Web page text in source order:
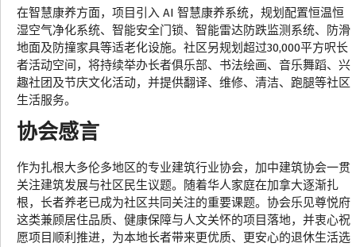
在智慧康养方面，项目引入 AI 智慧康养系统，规划配置恒温恒
湿空气净化系统、智能安全门锁、智能雷达防跌监测系统、防滑
地面及防撞家具等适老化设施。社区另规划超过30,000平方呎长
者活动空间，将持续举办长者俱乐部、书法绘画、音乐舞蹈、兴
趣社团及节庆文化活动，并提供翻译、维修、清洁、跑腿等社区
生活服务。
协会感言
作为扎根大多伦多地区的专业建筑行业协会，加中建筑协会一贯
关注建筑发展与社区民生议题。随着华人家庭在加拿大逐渐扎
根，长者养老已成为社区共同关注的重要课题。协会乐见尊悦府
这类兼顾居住品质、健康保障与人文关怀的项目落地，并衷心祝
愿项目顺利推进，为本地长者带来更优质、更安心的退休生活选